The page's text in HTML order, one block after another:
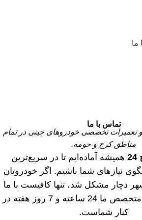
ADD
ما
تماس با ما
۲۴ ساعته و تعمیرات تخصصی خودروهای چینی در تمام
مناطق کرج و حومه.
همیشه آماده‌ایم تا در سریع‌ترین
نیازهای شما باشیم. اگر خودروتان
دچار مشکل شد، تنها کافیست با ما
تماس بگیرید؛ تیم متخصص ما 24 ساعته و 7 روز هفته در
کنار شماست.